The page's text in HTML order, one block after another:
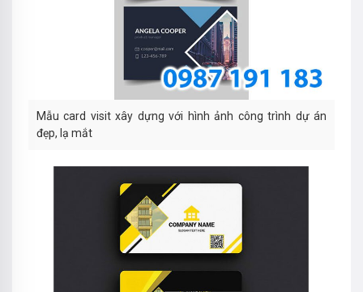
Mẫu card visit xây dựng với hình ảnh công trình dự án
đẹp, lạ mắt